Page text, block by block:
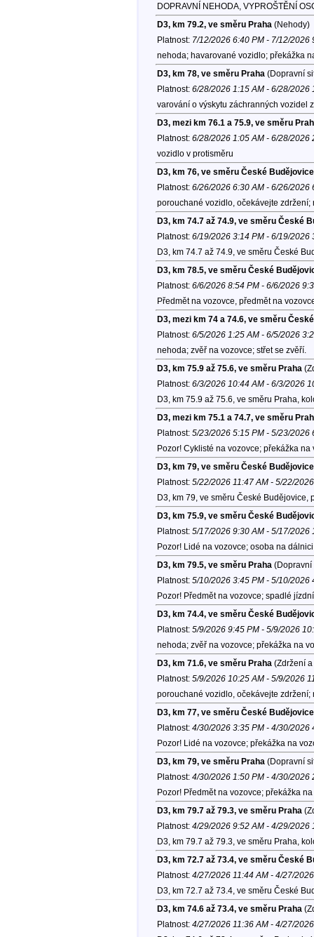
DOPRAVNÍ NEHODA, VYPROŠTĚNÍ
D3, km 79.2, ve směru Praha (Nehody)
Platnost: 7/12/2026 6:40 PM - 7/12/2026
nehoda; havarované vozidlo; překážka
D3, km 78, ve směru Praha (Dopravní
Platnost: 6/28/2026 1:15 AM - 6/28/2026
varování o výskytu záchranných vozidel
D3, mezi km 76.1 a 75.9, ve směru
Platnost: 6/28/2026 1:05 AM - 6/28/2026
vozidlo v protisměru
D3, km 76, ve směru České Budějovice
Platnost: 6/26/2026 6:30 AM - 6/26/2026
porouchané vozidlo, očekávejte
D3, km 74.7 až 74.9, ve směru České
Platnost: 6/19/2026 3:14 PM - 6/19/2026
D3, km 74.7 až 74.9, ve směru České
D3, km 78.5, ve směru České
Platnost: 6/6/2026 8:54 PM - 6/6/2026
Předmět na vozovce, předmět na
D3, mezi km 74 a 74.6, ve směru
Platnost: 6/5/2026 1:25 AM - 6/5/2026
nehoda; zvěř na vozovce; střet se zvěří.
D3, km 75.9 až 75.6, ve směru Praha
Platnost: 6/3/2026 10:44 AM - 6/3/2026
D3, km 75.9 až 75.6, ve směru Praha,
D3, mezi km 75.1 a 74.7, ve směru
Platnost: 5/23/2026 5:15 PM - 5/23/2026
Pozor! Cyklisté na vozovce; překážka
D3, km 79, ve směru České Budějovice
Platnost: 5/22/2026 11:47 AM - 5/22/
D3, km 79, ve směru České
D3, km 75.9, ve směru České
Platnost: 5/17/2026 9:30 AM - 5/17/2026
Pozor! Lidé na vozovce; osoba na
D3, km 79.5, ve směru Praha (Dopravní
Platnost: 5/10/2026 3:45 PM - 5/10/2026
Pozor! Předmět na vozovce; spadlé
D3, km 74.4, ve směru České
Platnost: 5/9/2026 9:45 PM - 5/9/2026
nehoda; zvěř na vozovce; překážka na
D3, km 71.6, ve směru Praha (Zdržení
Platnost: 5/9/2026 10:25 AM - 5/9/2026
porouchané vozidlo, očekávejte
D3, km 77, ve směru České Budějovice
Platnost: 4/30/2026 3:35 PM - 4/30/2026
Pozor! Lidé na vozovce; překážka na
D3, km 79, ve směru Praha (Dopravní
Platnost: 4/30/2026 1:50 PM - 4/30/2026
Pozor! Předmět na vozovce; překážka
D3, km 79.7 až 79.3, ve směru Praha
Platnost: 4/29/2026 9:52 AM - 4/29/2026
D3, km 79.7 až 79.3, ve směru Praha,
D3, km 72.7 až 73.4, ve směru České
Platnost: 4/27/2026 11:44 AM - 4/27/
D3, km 72.7 až 73.4, ve směru České
D3, km 74.6 až 73.4, ve směru Praha
Platnost: 4/27/2026 11:36 AM - 4/27/